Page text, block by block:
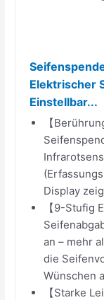
Elektrischer
Einstellbar...
【
Display
【9-Stufig
an – mehr
die
Wünschen
【Starke